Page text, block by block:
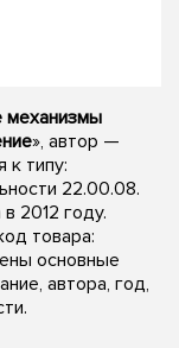
механизмы
», автор —
к типу:
22.00.08.
2012 году.
товара:
основные
автора, год,